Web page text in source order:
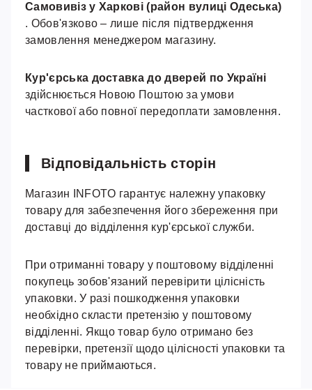
Самовивіз у Харкові (район вулиці Одеська)
. Обов'язково – лише після підтвердження
замовлення менеджером магазину.
Кур'єрська доставка до дверей по Україні
здійснюється Новою Поштою за умови
часткової або повної передоплати замовлення.
Відповідальність сторін
Магазин INFOTO гарантує належну упаковку
товару для забезпечення його збереження при
доставці до відділення кур'єрської служби.
При отриманні товару у поштовому відділенні
покупець зобов'язаний перевірити цілісність
упаковки. У разі пошкодження упаковки
необхідно скласти претензію у поштовому
відділенні. Якщо товар було отримано без
перевірки, претензії щодо цілісності упаковки та
товару не приймаються.